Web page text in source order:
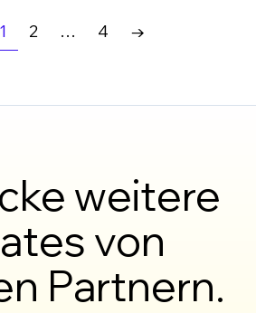
1 2 … 4 →
weitere
von
Partnern.